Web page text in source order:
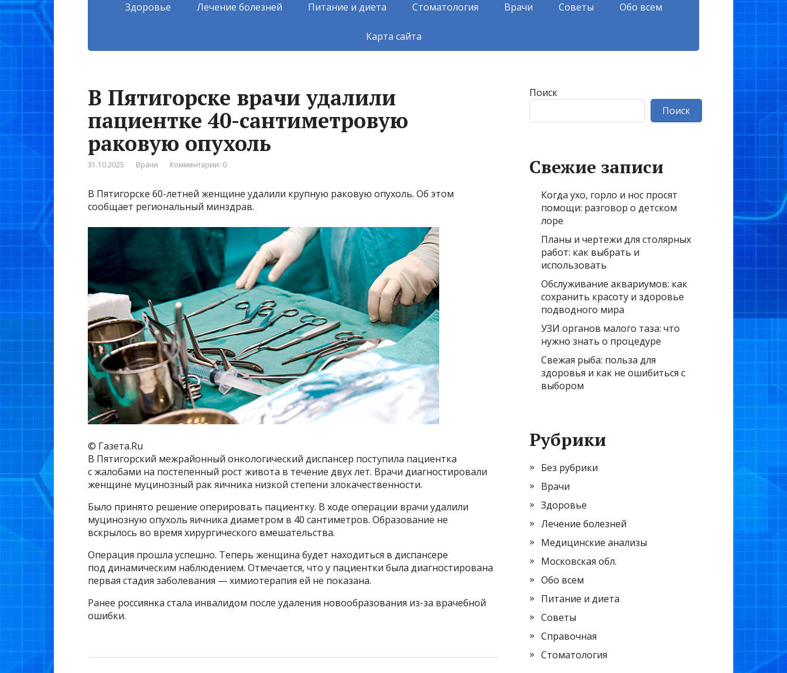
Здоровье Лечение болезней Питание и диета Стоматология Врачи Советы Обо всем
Карта сайта
В Пятигорске врачи удалили
пациентке 40-сантиметровую
раковую опухоль
31.10.2025 Врачи Комментарии: 0
В Пятигорске 60-летней женщине удалили крупную раковую опухоль. Об этом
сообщает региональный минздрав.
© Газета.Ru
В Пятигорский межрайонный онкологический диспансер поступила пациентка
с жалобами на постепенный рост живота в течение двух лет. Врачи диагностировали
женщине муцинозный рак яичника низкой степени злокачественности.
Было принято решение оперировать пациентку. В ходе операции врачи удалили
муцинозную опухоль яичника диаметром в 40 сантиметров. Образование не
вскрылось во время хирургического вмешательства.
Операция прошла успешно. Теперь женщина будет находиться в диспансере
под динамическим наблюдением. Отмечается, что у пациентки была диагностирована
первая стадия заболевания — химиотерапия ей не показана.
Ранее россиянка стала инвалидом после удаления новообразования из-за врачебной
ошибки.
Поиск
Поиск
Свежие записи
Когда ухо, горло и нос просят
помощи: разговор о детском
лоре
Планы и чертежи для столярных
работ: как выбрать и
использовать
Обслуживание аквариумов: как
сохранить красоту и здоровье
подводного мира
УЗИ органов малого таза: что
нужно знать о процедуре
Свежая рыба: польза для
здоровья и как не ошибиться с
выбором
Рубрики
Без рубрики
Врачи
Здоровье
Лечение болезней
Медицинские анализы
Московская обл.
Обо всем
Питание и диета
Советы
Справочная
Стоматология